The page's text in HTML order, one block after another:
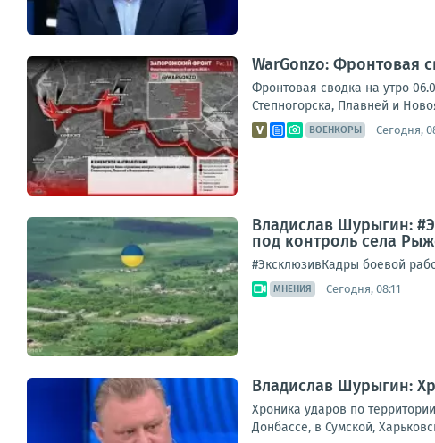
WarGonzo: Фронтовая
Фронтовая сводка на утро
Степногорска, Плавней и
ВОЕНКОРЫ Сегодня,
Владислав Шурыгин:
под контроль села
#ЭксклюзивКадры боевой
МНЕНИЯ Сегодня, 08:11
Владислав Шурыгин:
Хроника ударов по
Донбассе, в Сумской,